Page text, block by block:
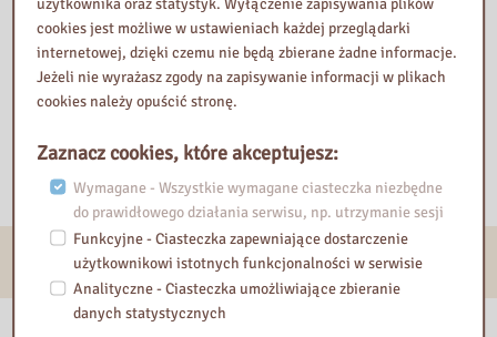
naszych najbliższych ukraińskich sąsiadów. Teraz tu, u nas, w
Polsce, jest ich dom”.
Przeczytała i poleca
Milena Godlewska
E-usługi
cookies jest możliwe w ustawieniach każdej przeglądarki
internetowej, dzięki czemu nie będą zbierane żadne informacje.
Jeżeli nie wyrażasz zgody na zapisywanie informacji w plikach
cookies należy opuścić stronę.
Zaznacz cookies, które akceptujesz:
Wymagane - Wszystkie wymagane ciasteczka niezbędne
do prawidłowego działania serwisu, np. utrzymanie sesji
Funkcyjne - Ciasteczka zapewniające dostarczenie
użytkownikowi istotnych funkcjonalności w serwisie
Analityczne - Ciasteczka umożliwiające zbieranie
danych statystycznych